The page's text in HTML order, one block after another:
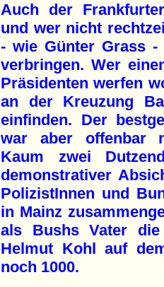
Auch der
und wer nicht
- wie Günter Grass -
verbringen. Wer
Präsidenten werfen
an der Kreuzung
einfinden. Der
war aber offenbar
Kaum zwei
demonstrativer
PolizistInnen und
in Mainz
als Bushs Vater
Helmut Kohl auf
noch 1000.